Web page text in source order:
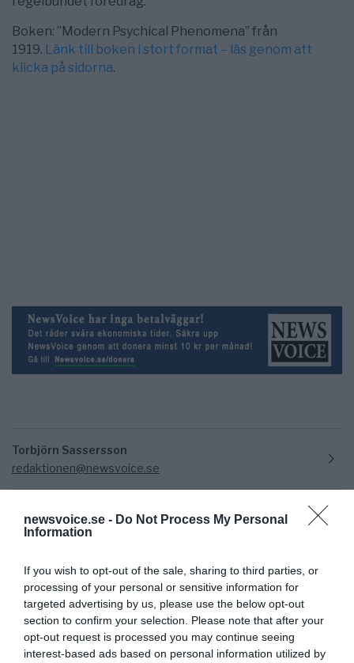
newsvoice.se - Do Not Process My Personal
Information
If you wish to opt-out of the sale, sharing to third parties, or
processing of your personal or sensitive information for
targeted advertising by us, please use the below opt-out
section to confirm your selection. Please note that after your
opt-out request is processed you may continue seeing
interest-based ads based on personal information utilized by
Boken: ”Modern Psychical Phenomena” från
1919. Länk till boken i stort format – läs genom att
klicka på sidorna.
Torbjörn Sassersson
redaktionen@newsvoice.se
Ämnen: parapsykologi